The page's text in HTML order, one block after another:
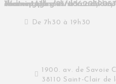
Warning: Undefined array
/homepages/21/d862039053/htdocs/clickandbuilds/
on line1436
De 7h30 à 19h30
1900. av. de Savoie
38110 Saint-Clair de
ACCUEIL
MENU